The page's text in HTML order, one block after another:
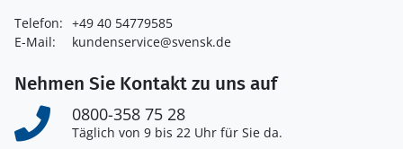
Telefon: +49 40 54779585
E-Mail:
kundenservice@svensk.de
Nehmen Sie Kontakt zu uns auf
0800-358 75 28
Täglich von 9 bis 22 Uhr für Sie da.